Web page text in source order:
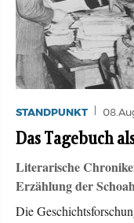
STANDPUNKT
Das Tagebuch
Literarische
Erzählung der
Die